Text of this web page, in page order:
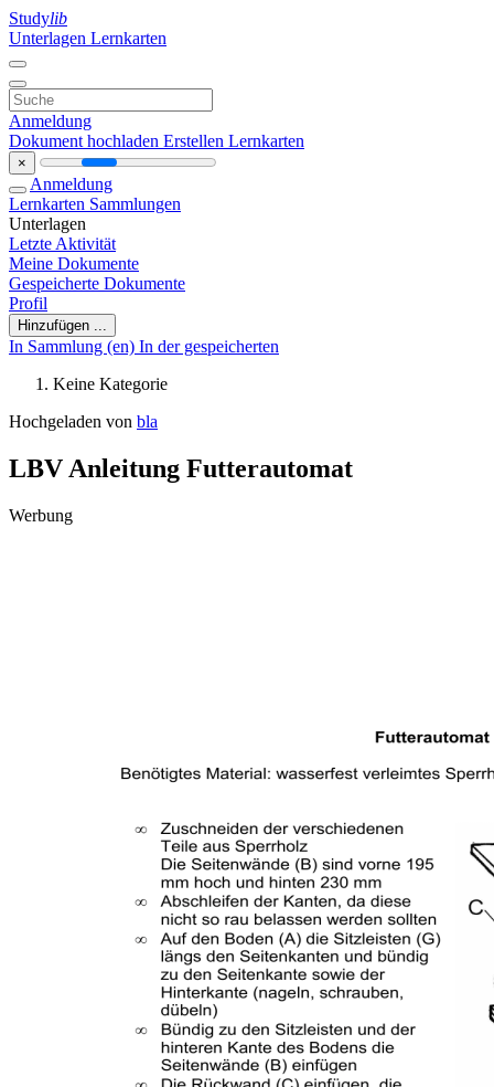
Studylib
Unterlagen Lernkarten
Anmeldung
Dokument hochladen Erstellen Lernkarten
×
Anmeldung
Lernkarten Sammlungen
Unterlagen
Letzte Aktivität
Meine Dokumente
Gespeicherte Dokumente
Profil
Hinzufügen ...
In Sammlung (en) In der gespeicherten
Keine Kategorie
Hochgeladen von bla
LBV Anleitung Futterautomat
Werbung